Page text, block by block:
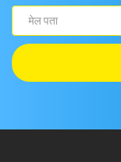
पता